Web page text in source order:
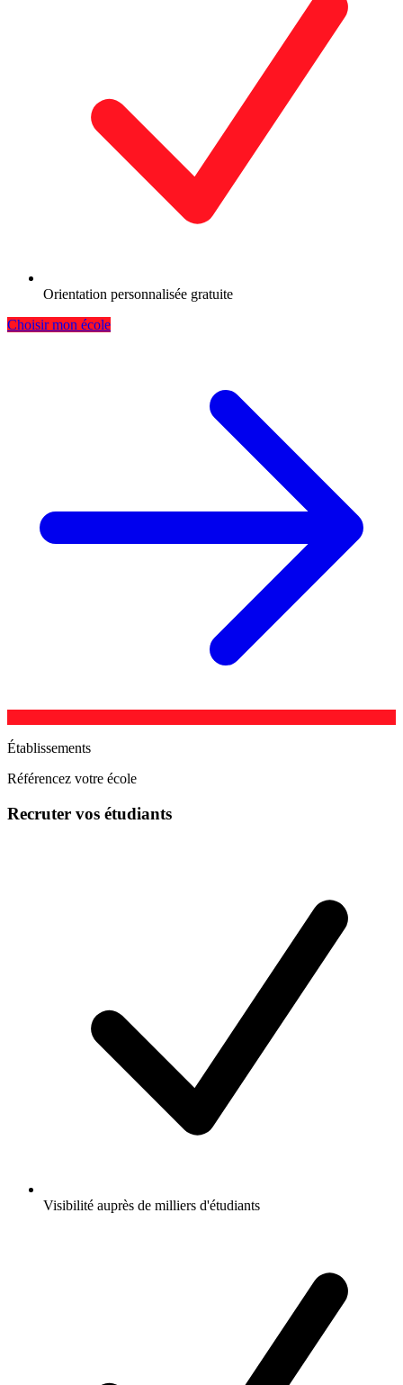
Orientation personnalisée gratuite
Choisir mon école
Établissements
Référencez votre école
Recruter vos étudiants
Visibilité auprès de milliers d'étudiants